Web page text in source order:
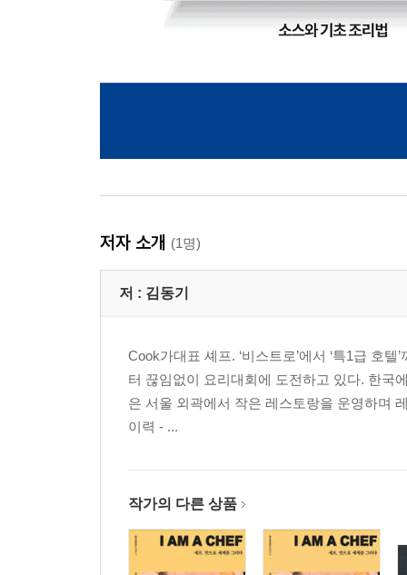
저자 소개 (1명)
저 : 김동기
Cook가대표 셰프. ‘비스트로’에서 ‘특1급 호
터 끊임없이 요리대회에 도전하고 있다. 한국
은 서울 외곽에서 작은 레스토랑을 운영하며
이력 - ...
작가의 다른 상품